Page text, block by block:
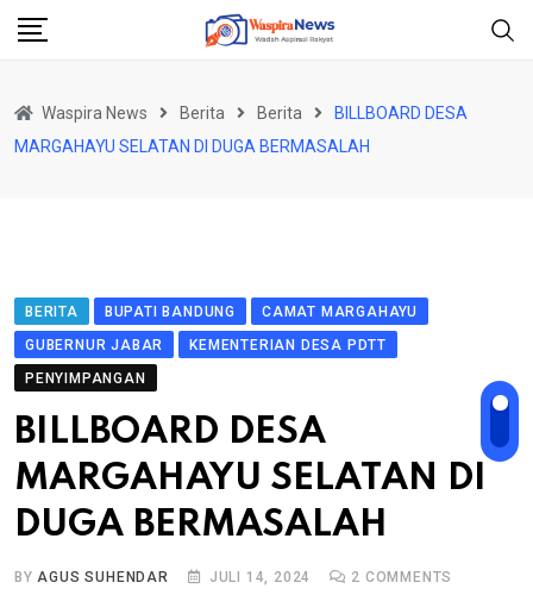
Skip
Waspira News Berita Berita
BILLBOARD DESA
MARGAHAYU SELATAN DI DUGA BERMASALAH
BERITA BUPATI BANDUNG
CAMAT MARGAHAYU
GUBERNUR JABAR
KEMENTERIAN DESA PDTT
PENYIMPANGAN
BILLBOARD DESA
MARGAHAYU SELATAN DI
DUGA BERMASALAH
BYAGUS SUHENDAR JULI 14, 2024 2 COMMENTS